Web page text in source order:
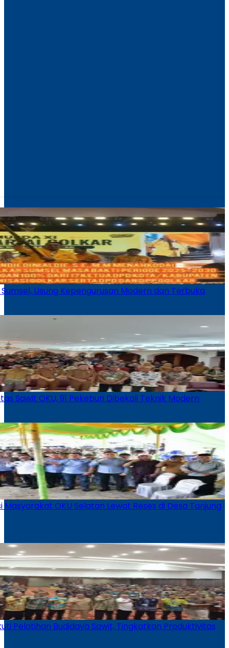
Usung Kepengurusan Modern dan Terbuka
Sawit OKU, 91 Pekebun Dibekali Teknik Modern
Masyarakat OKU Selatan Lewat Reses di Desa Tanjung
Pelatihan Budidaya Sawit, Tingkatkan Produktivitas